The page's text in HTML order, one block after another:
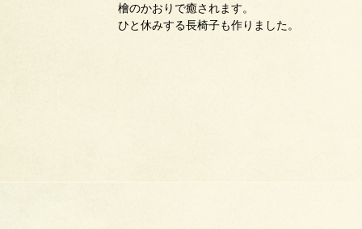
檜のかおりで癒されます。
ひと休みする長椅子も作りました。